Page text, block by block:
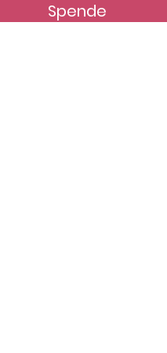
Spende